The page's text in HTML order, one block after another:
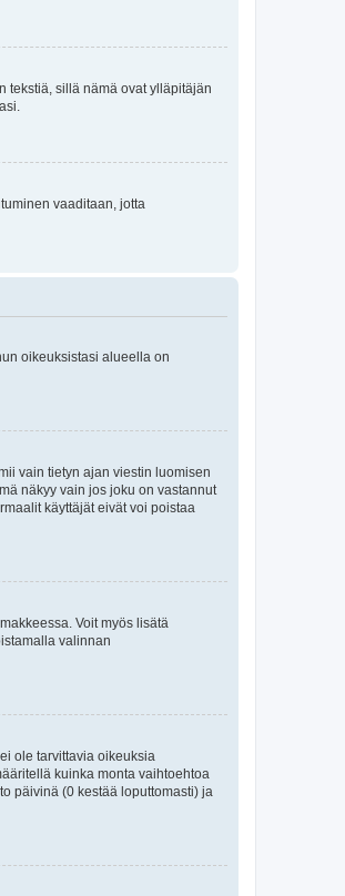
tekstiä, sillä nämä ovat ylläpitäjän
vaaditaan, jotta
oikeuksistasi alueella on
vain tietyn ajan viestin luomisen
näkyy vain jos joku on vastannut
käyttäjät eivät voi poistaa
Voit myös lisätä
valinnan
ole tarvittavia oikeuksia
kuinka monta vaihtoehtoa
päivinä (0 kestää loputtomasti) ja